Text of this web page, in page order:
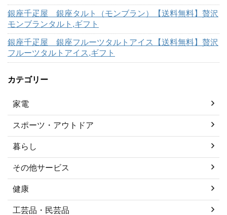
銀座千疋屋 銀座タルト（モンブラン）【送料無料】贅沢
モンブランタルト,ギフト
銀座千疋屋 銀座フルーツタルトアイス【送料無料】贅沢
フルーツタルトアイス,ギフト
カテゴリー
家電
スポーツ・アウトドア
暮らし
その他サービス
健康
工芸品・民芸品